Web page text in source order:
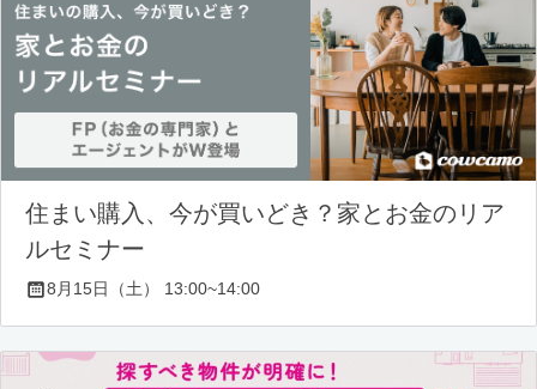
住まい購入、今が買いどき？家とお金のリア
ルセミナー
8月15日（土） 13:00~14:00